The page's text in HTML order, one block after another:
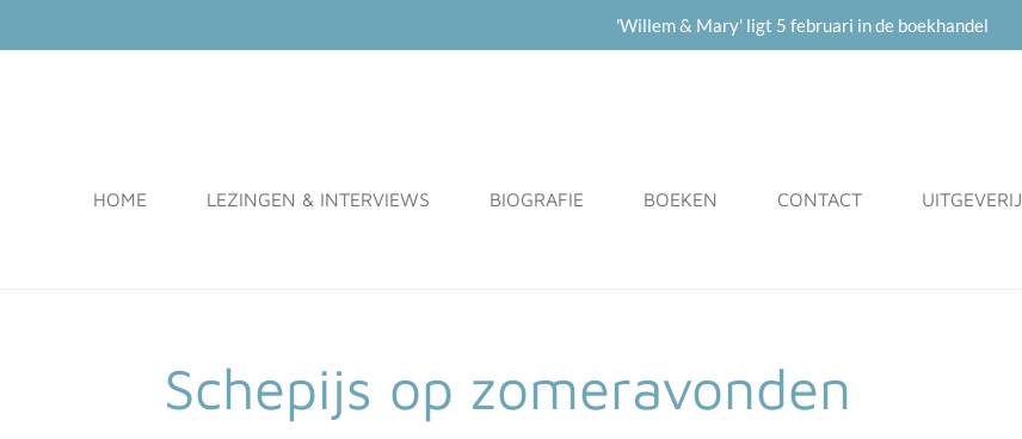
'Willem & Mary' ligt 5 februari in de boekhandel
HOME LEZINGEN & INTERVIEWS BIOGRAFIE BOEKEN CONTACT UITGEVERIJ
Schepijs op zomeravonden